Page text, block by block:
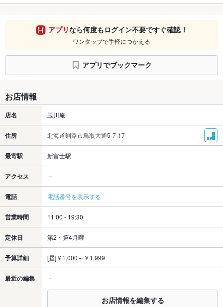
アプリなら何度もログイン不要ですぐ確認！
ワンタップで手軽につかえる
アプリでブックマーク
お店情報
店名 玉川庵
住所 北海道釧路市鳥取大通5-7-17
最寄駅 新富士駅
アクセス －
電話 電話番号を表示する
営業時間 11:00 - 19:30
定休日 第2・第4月曜
予算詳細 [昼]￥1,000～￥1,999
最近の編集 －
お店情報を編集する